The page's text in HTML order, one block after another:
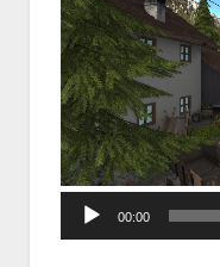
00:00